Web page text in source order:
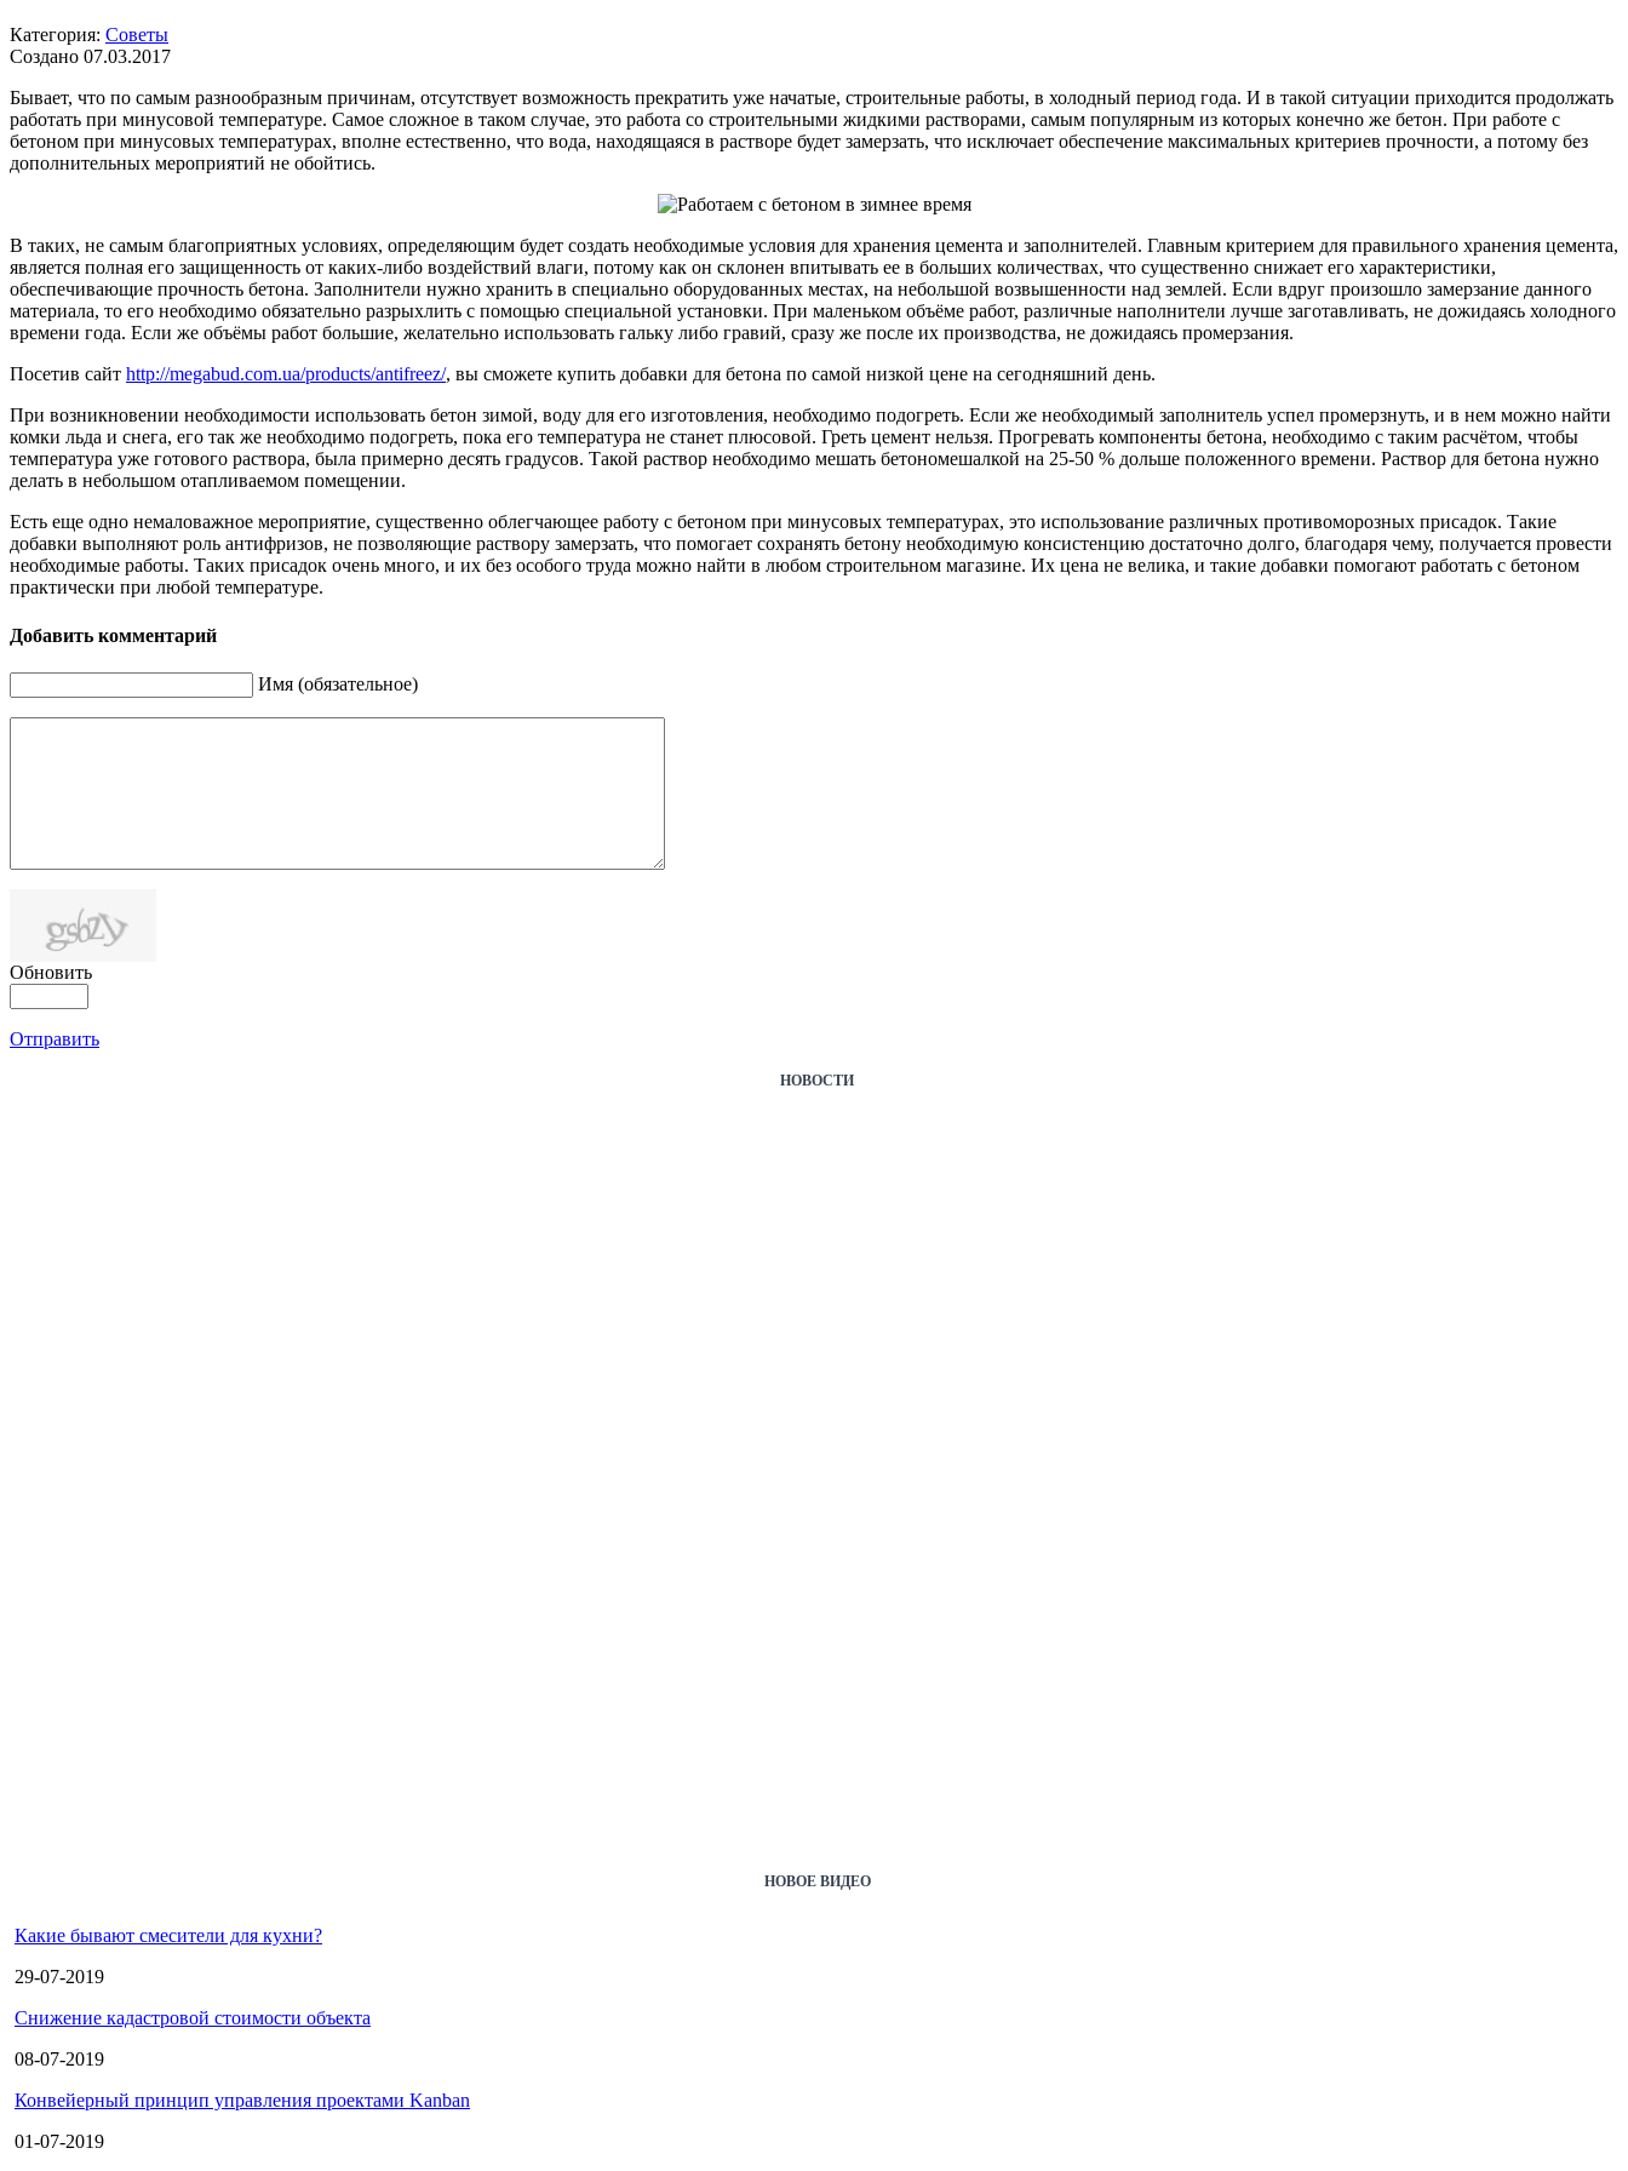
Категория: Советы
Создано 07.03.2017
Бывает, что по самым разнообразным причинам, отсутствует возможность прекратить уже начатые, строительные работы, в холодный период года. И в такой ситуации приходится продолжать
работать при минусовой температуре. Самое сложное в таком случае, это работа со строительными жидкими растворами, самым популярным из которых конечно же бетон. При работе с
бетоном при минусовых температурах, вполне естественно, что вода, находящаяся в растворе будет замерзать, что исключает обеспечение максимальных критериев прочности, а потому без
дополнительных мероприятий не обойтись.
В таких, не самым благоприятных условиях, определяющим будет создать необходимые условия для хранения цемента и заполнителей. Главным критерием для правильного хранения цемента,
является полная его защищенность от каких-либо воздействий влаги, потому как он склонен впитывать ее в больших количествах, что существенно снижает его характеристики,
обеспечивающие прочность бетона. Заполнители нужно хранить в специально оборудованных местах, на небольшой возвышенности над землей. Если вдруг произошло замерзание данного
материала, то его необходимо обязательно разрыхлить с помощью специальной установки. При маленьком объёме работ, различные наполнители лучше заготавливать, не дожидаясь холодного
времени года. Если же объёмы работ большие, желательно использовать гальку либо гравий, сразу же после их производства, не дожидаясь промерзания.
Посетив сайт http://megabud.com.ua/products/antifreez/, вы сможете купить добавки для бетона по самой низкой цене на сегодняшний день.
При возникновении необходимости использовать бетон зимой, воду для его изготовления, необходимо подогреть. Если же необходимый заполнитель успел промерзнуть, и в нем можно найти
комки льда и снега, его так же необходимо подогреть, пока его температура не станет плюсовой. Греть цемент нельзя. Прогревать компоненты бетона, необходимо с таким расчётом, чтобы
температура уже готового раствора, была примерно десять градусов. Такой раствор необходимо мешать бетономешалкой на 25-50 % дольше положенного времени. Раствор для бетона нужно
делать в небольшом отапливаемом помещении.
Есть еще одно немаловажное мероприятие, существенно облегчающее работу с бетоном при минусовых температурах, это использование различных противоморозных присадок. Такие
добавки выполняют роль антифризов, не позволяющие раствору замерзать, что помогает сохранять бетону необходимую консистенцию достаточно долго, благодаря чему, получается провести
необходимые работы. Таких присадок очень много, и их без особого труда можно найти в любом строительном магазине. Их цена не велика, и такие добавки помогают работать с бетоном
практически при любой температуре.
Добавить комментарий
Имя (обязательное)
Обновить
Отправить
НОВОСТИ
НОВОЕ ВИДЕО
Какие бывают смесители для кухни?
29-07-2019
Снижение кадастровой стоимости объекта
08-07-2019
Конвейерный принцип управления проектами Kanban
01-07-2019